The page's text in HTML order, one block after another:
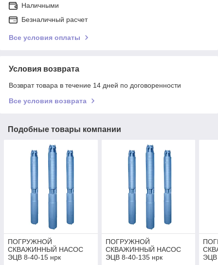
Наличными
Безналичный расчет
Все условия оплаты
Условия возврата
Возврат товара в течение 14 дней по договоренности
Все условия возврата
Подобные товары компании
ПОГРУЖНОЙ
СКВАЖИННЫЙ НАСОС
ЭЦВ 8-40-15 нрк
ПОГРУЖНОЙ
СКВАЖИННЫЙ НАСОС
ЭЦВ 8-40-135 нрк
ЭЦВ